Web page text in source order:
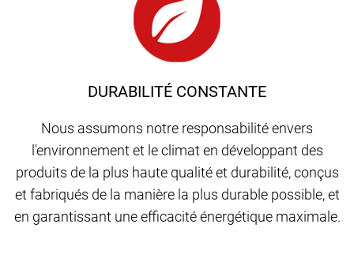
DURABILITÉ CONSTANTE
Nous assumons notre responsabilité envers
l'environnement et le climat en développant des
produits de la plus haute qualité et durabilité, conçus
et fabriqués de la manière la plus durable possible, et
en garantissant une efficacité énergétique maximale.